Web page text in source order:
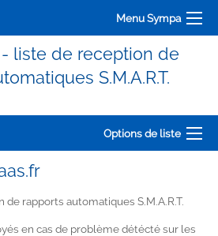
Menu Sympa
liste de reception de
S.M.A.R.T.
Options de liste
de rapports automatiques S.M.A.R.T.
en cas de problème détécté sur les